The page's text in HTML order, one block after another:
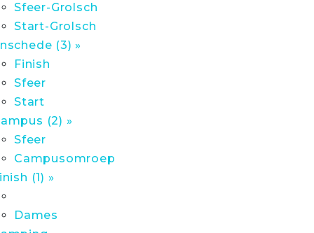
Sfeer-Grolsch
Start-Grolsch
(3) »
Finish
Sfeer
Start
(2) »
Sfeer
Campusomroep
(1) »
Dames